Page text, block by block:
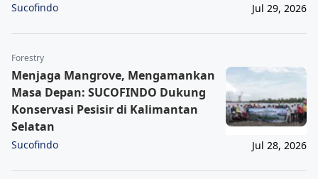
Sucofindo Jul 29, 2026
Forestry
Menjaga Mangrove, Mengamankan
Masa Depan: SUCOFINDO Dukung
Konservasi Pesisir di Kalimantan
Selatan
Sucofindo Jul 28, 2026